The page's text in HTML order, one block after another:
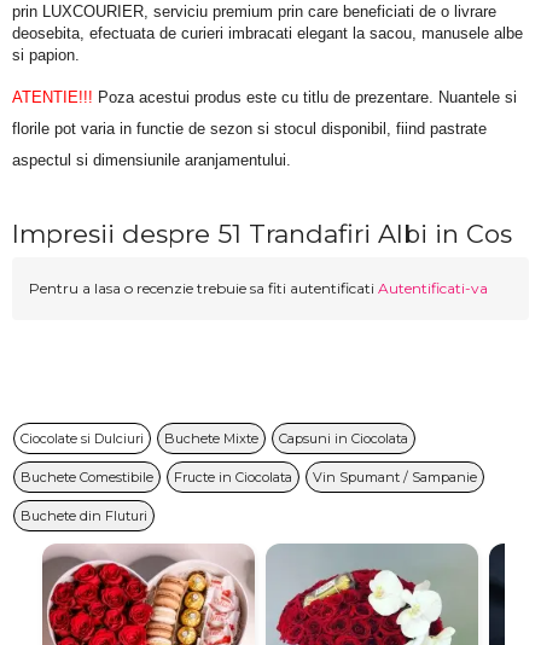
prin LUXCOURIER, serviciu premium prin care beneficiati de o livrare
deosebita, efectuata de curieri imbracati elegant la sacou, manusele albe
si papion.
ATENTIE!!! Poza acestui produs este cu titlu de prezentare. Nuantele si
florile pot varia in functie de sezon si stocul disponibil, fiind pastrate
aspectul si dimensiunile aranjamentului.
Impresii despre 51 Trandafiri Albi in Cos
Pentru a lasa o recenzie trebuie sa fiti autentificati Autentificati-va
Ciocolate si Dulciuri Buchete Mixte Capsuni in Ciocolata
Buchete Comestibile Fructe in Ciocolata Vin Spumant / Sampanie
Buchete din Fluturi